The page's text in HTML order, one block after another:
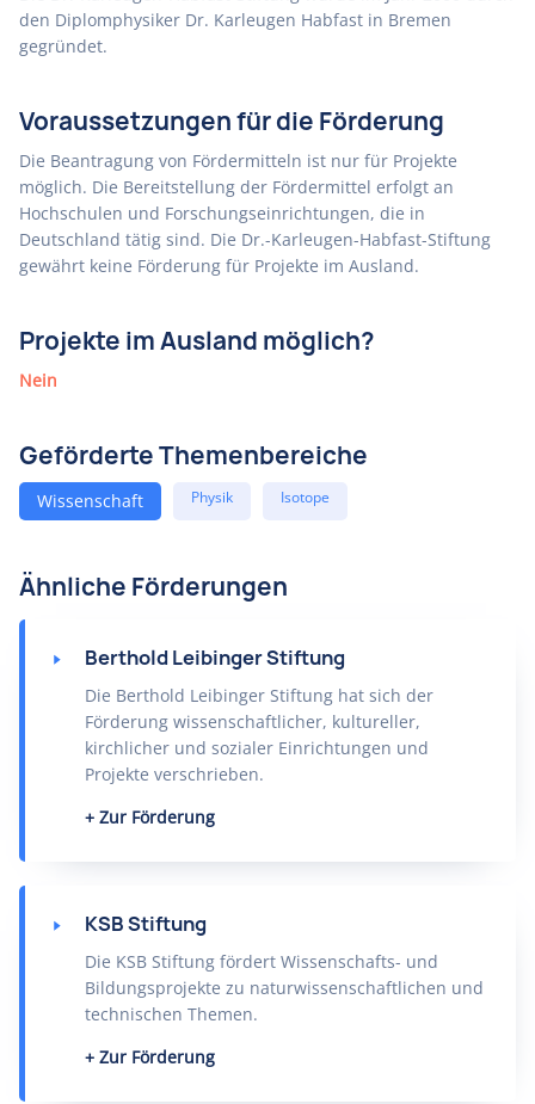
den Diplomphysiker Dr. Karleugen Habfast in Bremen
gegründet.
Voraussetzungen für die Förderung
Die Beantragung von Fördermitteln ist nur für Projekte
möglich. Die Bereitstellung der Fördermittel erfolgt an
Hochschulen und Forschungseinrichtungen, die in
Deutschland tätig sind. Die Dr.-Karleugen-Habfast-Stiftung
gewährt keine Förderung für Projekte im Ausland.
Projekte im Ausland möglich?
Nein
Geförderte Themenbereiche
Wissenschaft Physik Isotope
Ähnliche Förderungen
Berthold Leibinger Stiftung
Die Berthold Leibinger Stiftung hat sich der
Förderung wissenschaftlicher, kultureller,
kirchlicher und sozialer Einrichtungen und
Projekte verschrieben.
Zur Förderung
KSB Stiftung
Die KSB Stiftung fördert Wissenschafts- und
Bildungsprojekte zu naturwissenschaftlichen und
technischen Themen.
Zur Förderung